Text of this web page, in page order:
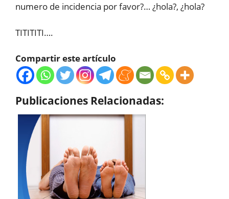
numero de incidencia por favor?… ¿hola?, ¿hola?
TITITITI….
Compartir este artículo
Publicaciones Relacionadas: